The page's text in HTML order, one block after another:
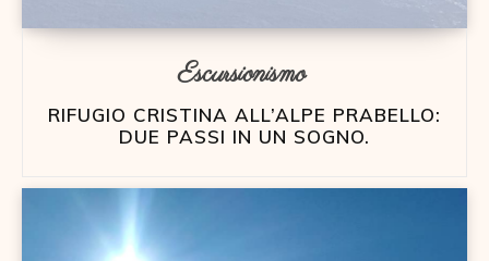
Escursionismo
RIFUGIO CRISTINA ALL’ALPE PRABELLO:
DUE PASSI IN UN SOGNO.